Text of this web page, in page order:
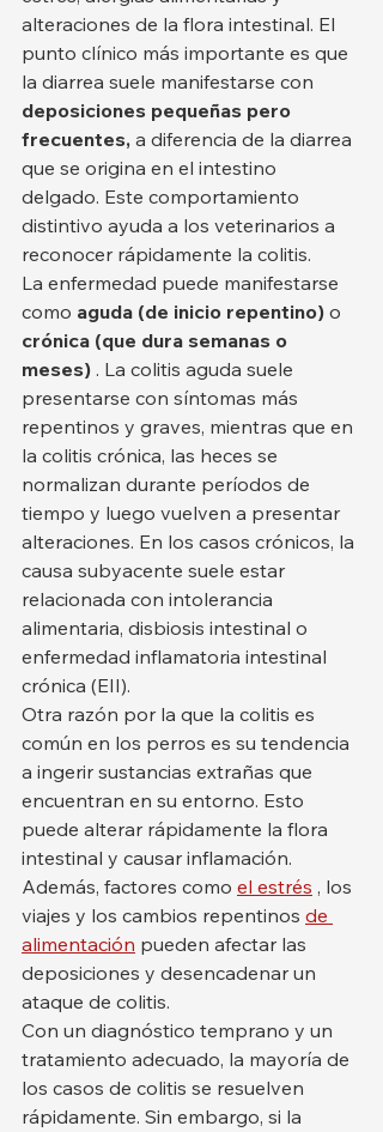
alteraciones de la flora intestinal. El
punto clínico más importante es que
la diarrea suele manifestarse con
deposiciones pequeñas pero
frecuentes, a diferencia de la diarrea
que se origina en el intestino
delgado. Este comportamiento
distintivo ayuda a los veterinarios a
reconocer rápidamente la colitis.
La enfermedad puede manifestarse
como aguda (de inicio repentino) o
crónica (que dura semanas o
meses) . La colitis aguda suele
presentarse con síntomas más
repentinos y graves, mientras que en
la colitis crónica, las heces se
normalizan durante períodos de
tiempo y luego vuelven a presentar
alteraciones. En los casos crónicos, la
causa subyacente suele estar
relacionada con intolerancia
alimentaria, disbiosis intestinal o
enfermedad inflamatoria intestinal
crónica (EII).
Otra razón por la que la colitis es
común en los perros es su tendencia
a ingerir sustancias extrañas que
encuentran en su entorno. Esto
puede alterar rápidamente la flora
intestinal y causar inflamación.
Además, factores como el estrés , los
viajes y los cambios repentinos de
alimentación pueden afectar las
deposiciones y desencadenar un
ataque de colitis.
Con un diagnóstico temprano y un
tratamiento adecuado, la mayoría de
los casos de colitis se resuelven
rápidamente. Sin embargo, si la